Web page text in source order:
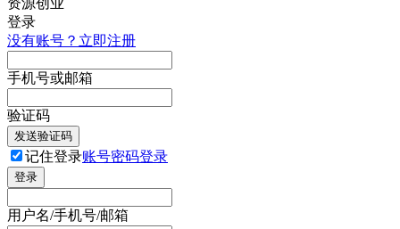
登录
没有账号？立即注册
手机号或邮箱
验证码
发送验证码
记住登录账号密码登录
登录
用户名/手机号/邮箱